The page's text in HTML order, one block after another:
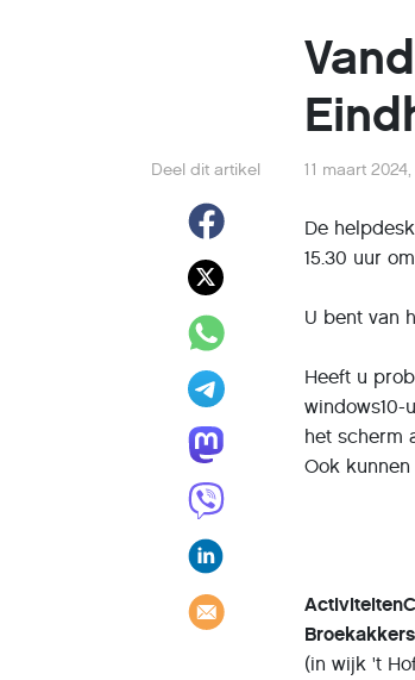
Deel dit artikel 11 maart 2024
De
15.30 uur
U bent van
Heeft u
het scherm
Ook
(in wijk 't